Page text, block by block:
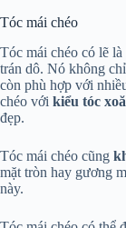
Tóc mái chéo
Tóc mái chéo có lẽ
trán dô. Nó không
còn phù hợp với
chéo với kiểu tóc
đẹp.
Tóc mái chéo cũng
mặt tròn hay gương
này.